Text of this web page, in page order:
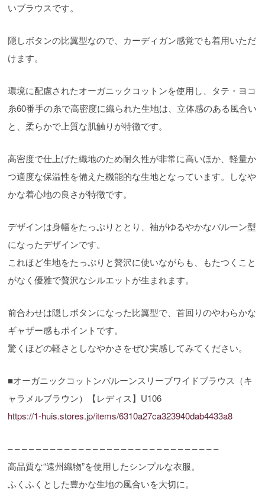
いブラウスです。
隠しボタンの比翼型なので、カーディガン感覚でも着用いただ
けます。
環境に配慮されたオーガニックコットンを使用し、タテ・ヨコ
糸60番手の糸で高密度に織られた生地は、立体感のある風合い
と、柔らかで上質な肌触りが特徴です。
高密度で仕上げた織地のため耐久性が非常に高いほか、軽量か
つ適度な保温性を備えた機能的な生地となっています。しなや
かな着心地の良さが特徴です。
デザインは身幅をたっぷりととり、袖がゆるやかなバルーン型
になったデザインです。
これほど生地をたっぷりと贅沢に使いながらも、もたつくこと
がなく優雅で贅沢なシルエットが生まれます。
前合わせは隠しボタンになった比翼型で、首回りのやわらかな
ギャザー感もポイントです。
驚くほどの軽さとしなやかさをぜひ実感してみてください。
■オーガニックコットンバルーンスリーブワイドブラウス（キ
ャラメルブラウン）【レディス】U106
https://1-huis.stores.jp/items/6310a27ca323940dab4433a8
– – – – – – – – – – – – – – – – – – – – – – – – – – – – – –
高品質な“遠州織物”を使用したシンプルな衣服。
ふくふくとした豊かな生地の風合いを大切に。